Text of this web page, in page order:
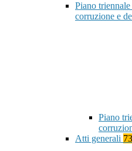
Piano
corruzione e
Piano
Atti generali 73